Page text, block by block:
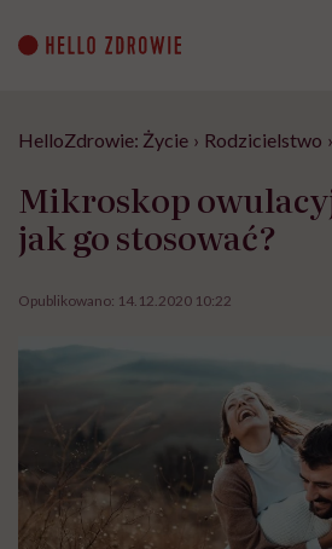
content
HelloZdrowie: Życie › Rodzicielstwo ›
Mikroskop
jak go stosować?
Opublikowano: 14.12.2020 10:22